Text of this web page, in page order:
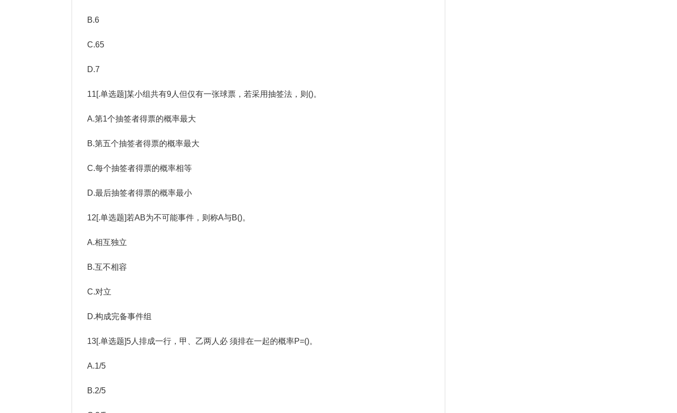
B.6
C.65
D.7
11[.单选题]某小组共有9人但仅有一张球票，若采用抽签法，则()。
A.第1个抽签者得票的概率最大
B.第五个抽签者得票的概率最大
C.每个抽签者得票的概率相等
D.最后抽签者得票的概率最小
12[.单选题]若AB为不可能事件，则称A与B()。
A.相互独立
B.互不相容
C.对立
D.构成完备事件组
13[.单选题]5人排成一行，甲、乙两人必 须排在一起的概率P=()。
A.1/5
B.2/5